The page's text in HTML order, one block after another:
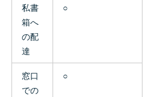
私書
箱へ
の配
達
○
窓口
での
○